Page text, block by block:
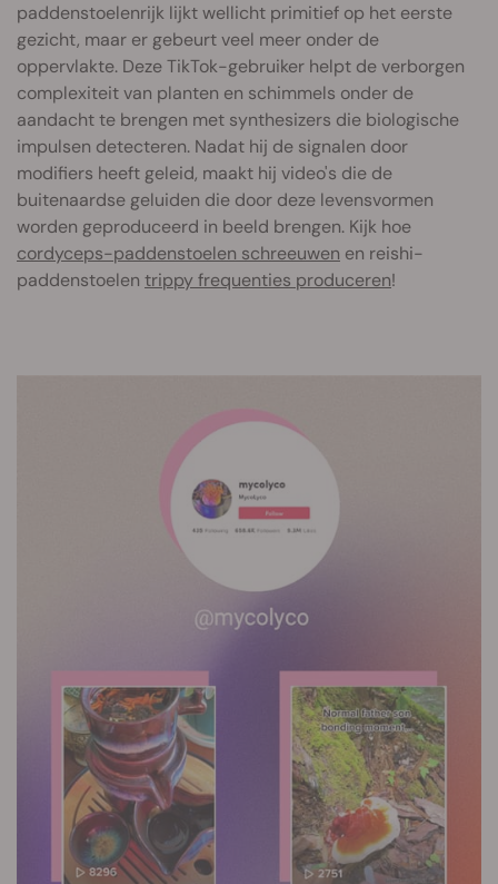
paddenstoelenrijk lijkt wellicht primitief op het eerste
gezicht, maar er gebeurt veel meer onder de
oppervlakte. Deze TikTok-gebruiker helpt de verborgen
complexiteit van planten en schimmels onder de
aandacht te brengen met synthesizers die biologische
impulsen detecteren. Nadat hij de signalen door
modifiers heeft geleid, maakt hij video's die de
buitenaardse geluiden die door deze levensvormen
worden geproduceerd in beeld brengen. Kijk hoe
cordyceps-paddenstoelen schreeuwen en reishi-
paddenstoelen trippy frequenties produceren!